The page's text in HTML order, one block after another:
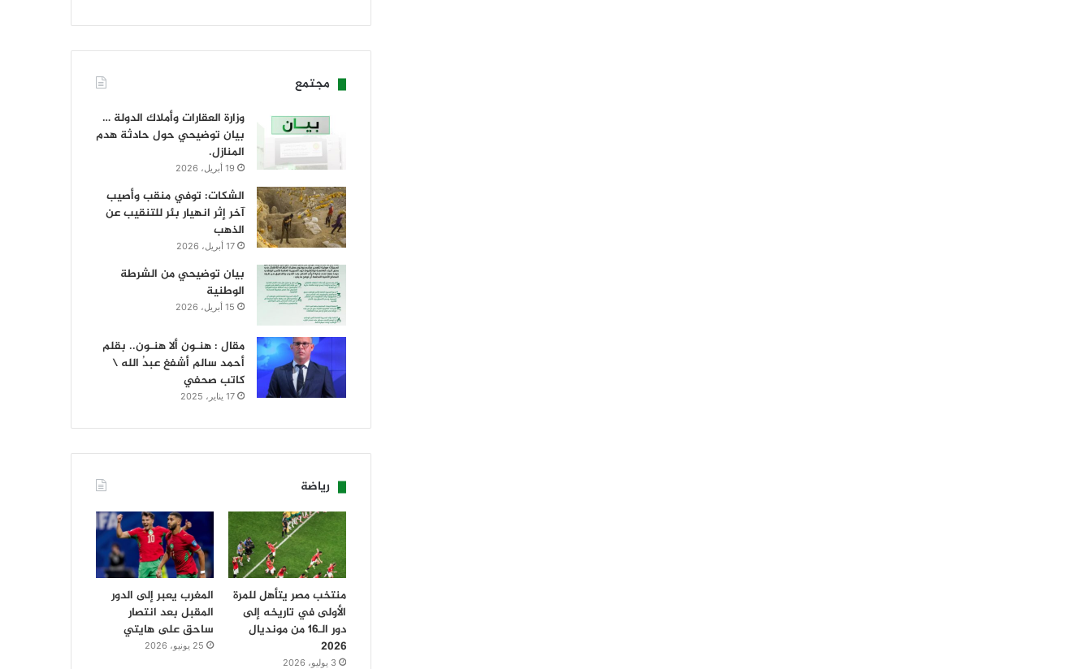
مجتمع
وزارة العقارات وأملاك الدولة …
بيان توضيحي حول حادثة هدم
المنازل.
19 أبريل، 2026
الشكات: توفي منقب وأصيب
آخر إثر انهيار بئر للتنقيب عن
الذهب
17 أبريل، 2026
بيان توضيحي من الشرطة
الوطنية
15 أبريل، 2026
مقال : هنـون ألا هنـون.. بقلم
أحمد سالم أشفغ عبدُ الله \
كاتب صحفي
17 يناير، 2025
رياضة
منتخب مصر يتأهل للمرة
الأولى في تاريخه إلى
دور الـ16 من مونديال
2026
3 يوليو، 2026
المغرب يعبر إلى الدور
المقبل بعد انتصار
ساحق على هايتي
25 يونيو، 2026